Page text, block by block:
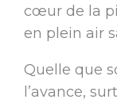
cœur de la
en plein air
Quelle que
l’avance,